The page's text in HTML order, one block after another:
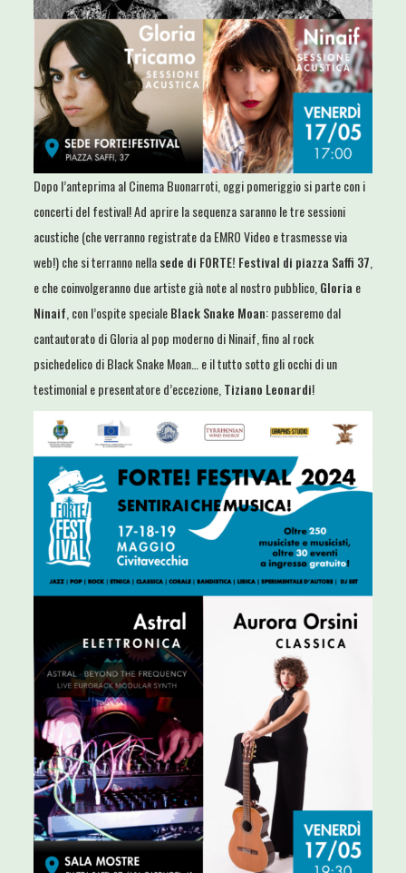
Dopo l’anteprima al Cinema Buonarroti, oggi pomeriggio si parte con i
concerti del festival! Ad aprire la sequenza saranno le tre sessioni
acustiche (che verranno registrate da EMRO Video e trasmesse via
web!) che si terranno nellasede di FORTE! Festival di piazza Saffi 37
e che coinvolgeranno due artiste già note al nostro pubblico, Gloria e
Ninaif , con l’ospite specialeBlack Snake Moan: passeremo dal
cantautorato di Gloria al pop moderno di Ninaif, fino al rock
psichedelico di Black Snake Moan… e il tutto sotto gli occhi di un
testimonial e presentatore d’eccezione, Tiziano Leonardi!